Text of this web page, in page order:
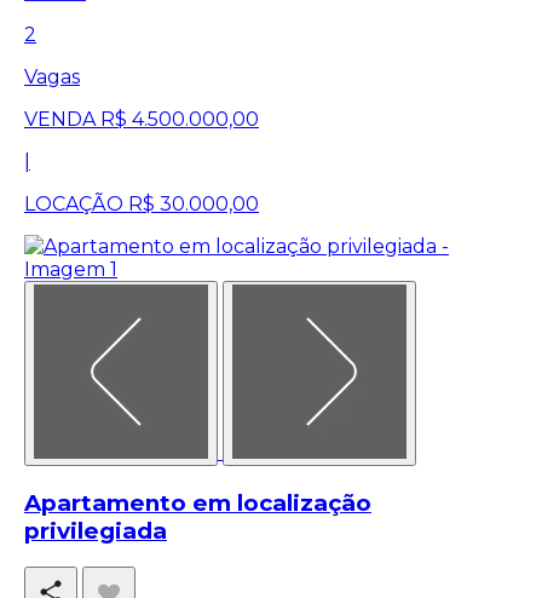
2
Vagas
VENDA R$ 4.500.000,00
LOCAÇÃO R$ 30.000,00
Apartamento em localização
privilegiada